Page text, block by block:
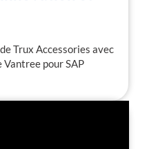
Trux Accessories avec
Vantree pour SAP